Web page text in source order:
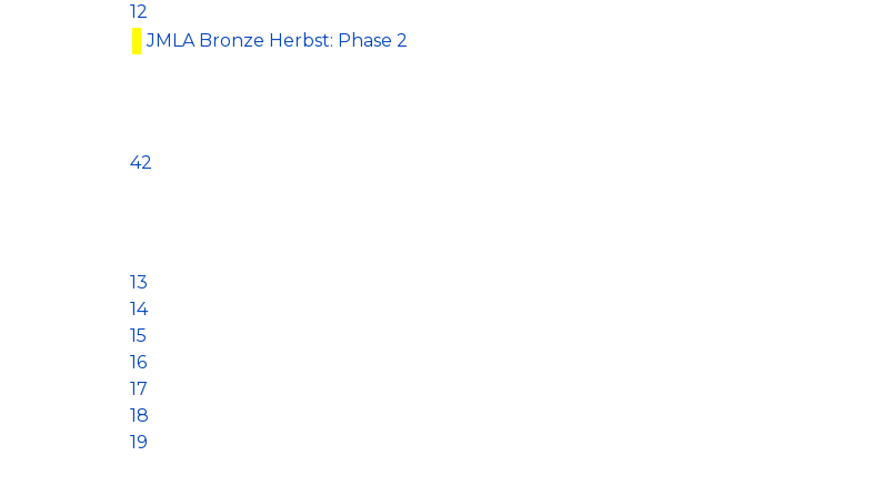
12
JMLA Bronze Herbst: Phase 2
42
13
14
15
16
17
18
19